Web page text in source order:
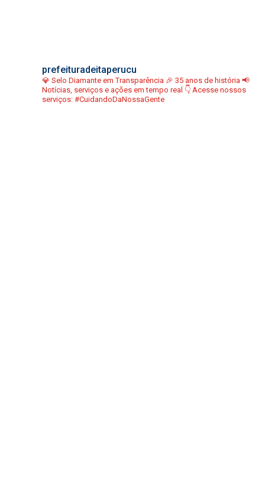
prefeituradeitaperucu
💎 Selo Diamante em Transparência 🎉 35 anos de história 📢
Notícias, serviços e ações em tempo real 👇 Acesse nossos
serviços: #CuidandoDaNossaGente